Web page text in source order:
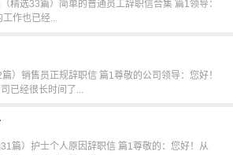
精选33篇）简单的普通员工辞职信合集 篇1领导：
作也已经...
）销售员正规辞职信 篇1尊敬的公司领导：您好！
已经很长时间了...
篇）护士个人原因辞职信 篇1尊敬的：您好！从